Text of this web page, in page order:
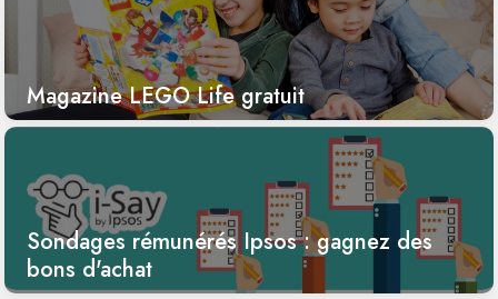
Magazine LEGO Life gratuit
Sondages rémunérés Ipsos : gagnez des
bons d'achat